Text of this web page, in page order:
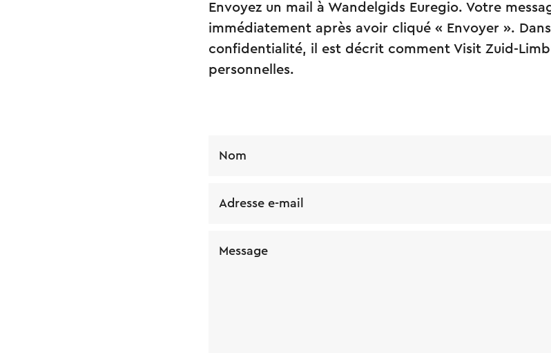
Envoyez un mail à Wandelgids Euregio. Votre
immédiatement après avoir cliqué « Envoyer ».
confidentialité, il est décrit comment Visit Zuid-
personnelles.
Nom
Adresse e-mail
Message